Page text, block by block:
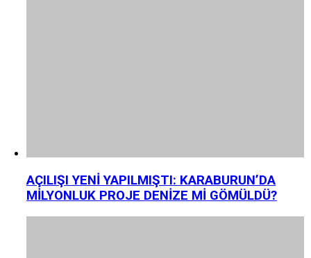
AÇILIŞI YENİ YAPILMIŞTI: KARABURUN’DA
MİLYONLUK PROJE DENİZE Mİ GÖMÜLDÜ?